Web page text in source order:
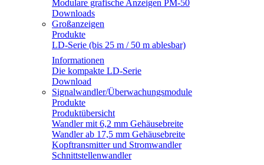
Modulare grafische Anzeigen PM-50
Downloads
Großanzeigen
Produkte
LD-Serie (bis 25 m / 50 m ablesbar)
Informationen
Die kompakte LD-Serie
Download
Signalwandler/Überwachungsmodule
Produkte
Produktübersicht
Wandler mit 6,2 mm Gehäusebreite
Wandler ab 17,5 mm Gehäusebreite
Kopftransmitter und Stromwandler
Schnittstellenwandler